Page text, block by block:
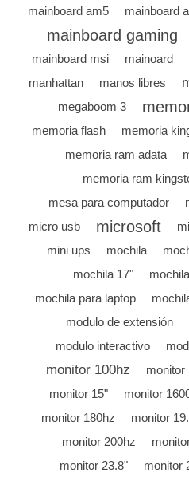
mainboard am5
mainboard
mainboard gaming
mainboard msi mainoard
manhattan
manos libres
megaboom 3
memoria flash
memoria
memoria ram adata
memoria ram
mesa para computador
micro usb
microsoft
mini ups
mochila
mochila 17"
mochila para laptop
modulo de extensión
modulo interactivo
monitor 100hz monitor
monitor 15"
monitor
monitor 180hz
monitor
monitor 200hz
monitor 23.8"
monitor